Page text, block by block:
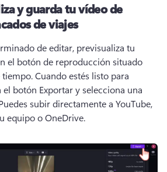
y guarda tu vídeo de
de viajes
de editar, previsualiza tu
el botón de reproducción situado
tiempo. Cuando estés listo para
botón Exportar y selecciona una
subir directamente a YouTube,
equipo o OneDrive.